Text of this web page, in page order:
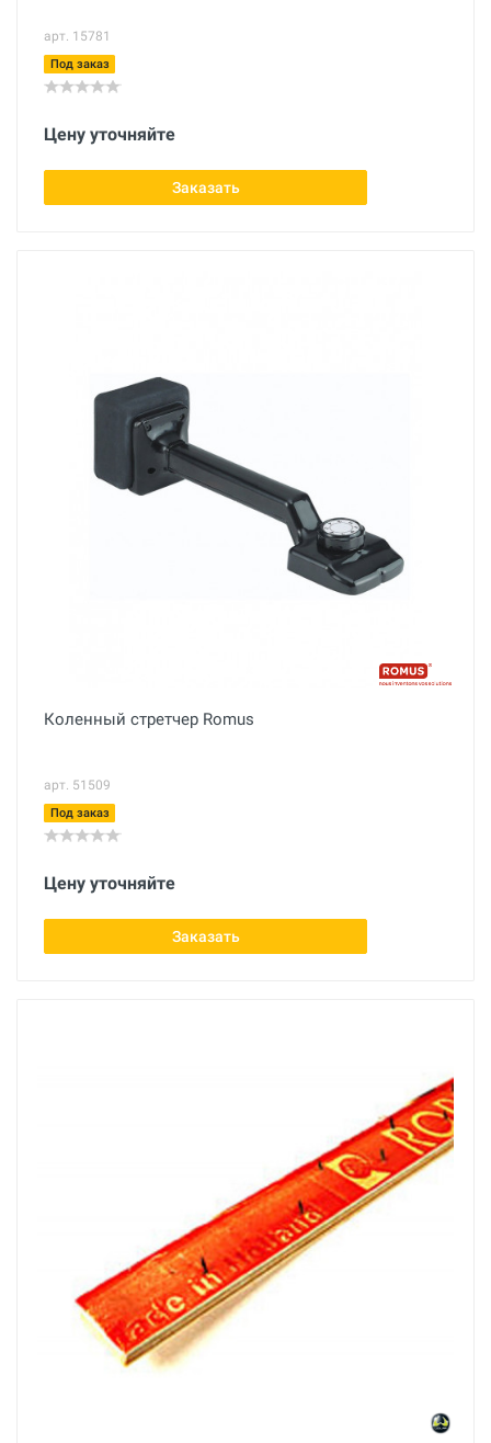
арт. 15781
Под заказ
Цену уточняйте
Заказать
Коленный стретчер Romus
арт. 51509
Под заказ
Цену уточняйте
Заказать